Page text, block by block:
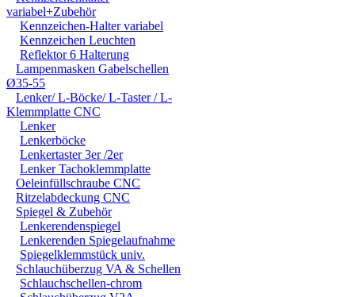
variabel+Zubehör
Kennzeichen-Halter variabel
Kennzeichen Leuchten
Reflektor 6 Halterung
Lampenmasken Gabelschellen
Ø35-55
Lenker/ L-Böcke/ L-Taster / L-
Klemmplatte CNC
Lenker
Lenkerböcke
Lenkertaster 3er /2er
Lenker Tachoklemmplatte
Oeleinfüllschraube CNC
Ritzelabdeckung CNC
Spiegel & Zubehör
Lenkerendenspiegel
Lenkerenden Spiegelaufnahme
Spiegelklemmstück univ.
Schlauchüberzug VA & Schellen
Schlauchschellen-chrom